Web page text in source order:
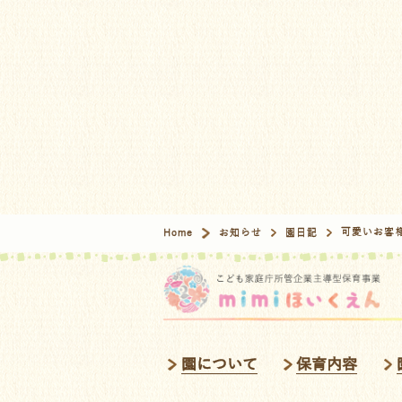
Home お知らせ 園日記 可愛いお客
園について 保育内容